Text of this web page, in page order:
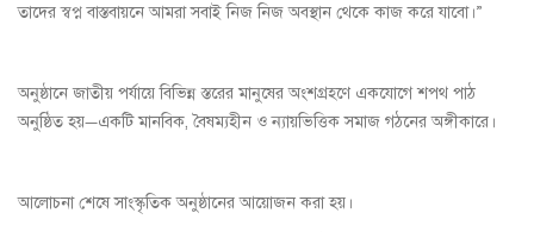
তাদের স্বপ্ন বাস্তবায়নে আমরা সবাই নিজ নিজ অবস্থান থেকে কাজ করে যাবো।”
অনুষ্ঠানে জাতীয় পর্যায়ে বিভিন্ন স্তরের মানুষের অংশগ্রহণে একযোগে শপথ পাঠ
অনুষ্ঠিত হয়—একটি মানবিক, বৈষম্যহীন ও ন্যায়ভিত্তিক সমাজ গঠনের অঙ্গীকারে।
আলোচনা শেষে সাংস্কৃতিক অনুষ্ঠানের আয়োজন করা হয়।